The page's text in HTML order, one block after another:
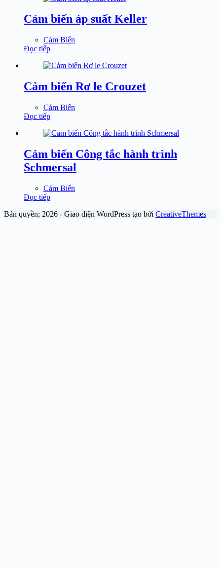
Cảm biến áp suất Keller
Cảm Biến
Đọc tiếp
Cảm biến Rơ le Crouzet
Cảm Biến
Đọc tiếp
Cảm biến Công tắc hành trình
Schmersal
Cảm Biến
Đọc tiếp
Bản quyền; 2026 - Giao diện WordPress tạo bởi CreativeThemes